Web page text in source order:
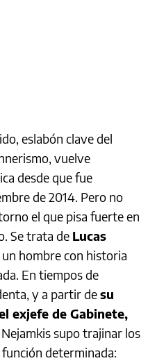
eslabón clave del
vuelve
desde que fue
de 2014. Pero no
el que pisa fuerte en
Se trata de Lucas
hombre con historia
En tiempos de
y a partir desu
exjefe de Gabinete,
Nejamkis supo trajinar los
determinada: